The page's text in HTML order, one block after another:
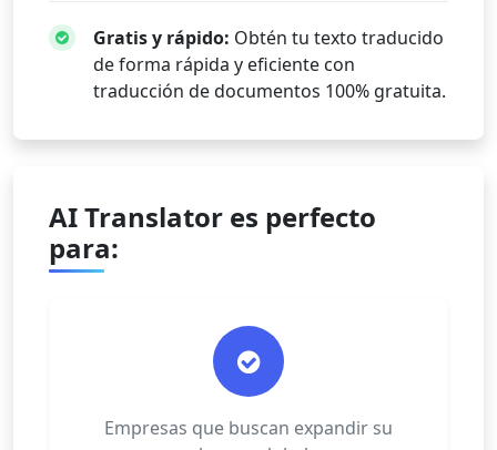
Gratis y rápido: Obtén tu texto traducido
de forma rápida y eficiente con
traducción de documentos 100% gratuita.
AI Translator es perfecto
para:
Empresas que buscan expandir su